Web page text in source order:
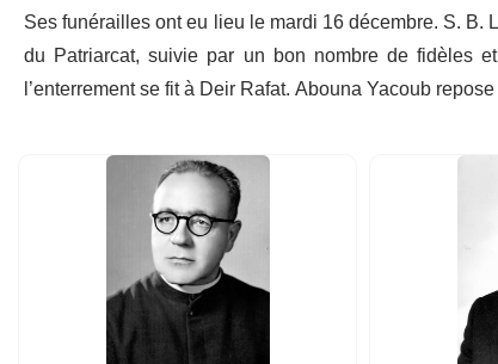
Ses funérailles ont eu lieu le mardi 16 décembre. S.
du Patriarcat, suivie par un bon nombre de fidèles
l’enterrement se fit à Deir Rafat. Abouna Yacoub